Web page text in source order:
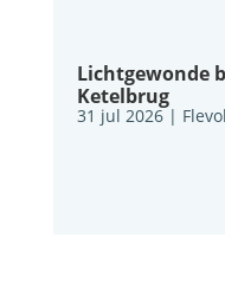
Lichtgewonde
Ketelbrug
31 jul 2026|